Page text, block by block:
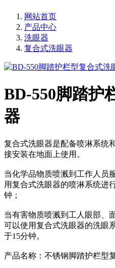
网站首页
产品中心
洗眼器
复合式洗眼器
BD-550脚踏护
器
复合式洗眼器是配备喷淋系统
接安装在地面上使用。
当化学品物质喷溅到工作人员
用复合式洗眼器的喷淋系统进
钟；
当有害物质喷溅到工人眼部、
可以使用复合式洗眼器的洗眼
于15分钟。
产品名称：不锈钢脚踏护栏型